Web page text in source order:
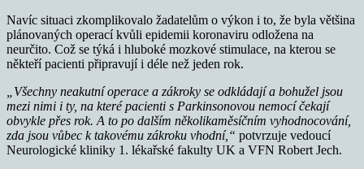
Navíc situaci zkomplikovalo žadatelům o výkon i to, že byla většina
plánovaných operací kvůli epidemii koronaviru odložena na
neurčito. Což se týká i hluboké mozkové stimulace, na kterou se
někteří pacienti připravují i déle než jeden rok.
„Všechny neakutní operace a zákroky se odkládají a bohužel jsou
mezi nimi i ty, na které pacienti s Parkinsonovou nemocí čekají
obvykle přes rok. A to po dalším několikaměsíčním vyhodnocování,
zda jsou vůbec k takovému zákroku vhodní,“ potvrzuje vedoucí
Neurologické kliniky 1. lékařské fakulty UK a VFN Robert Jech.